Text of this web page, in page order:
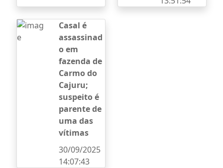
Casal é
assassinad
o em
fazenda de
Carmo do
Cajuru;
suspeito é
parente de
uma das
vítimas
30/09/2025
14:07:43